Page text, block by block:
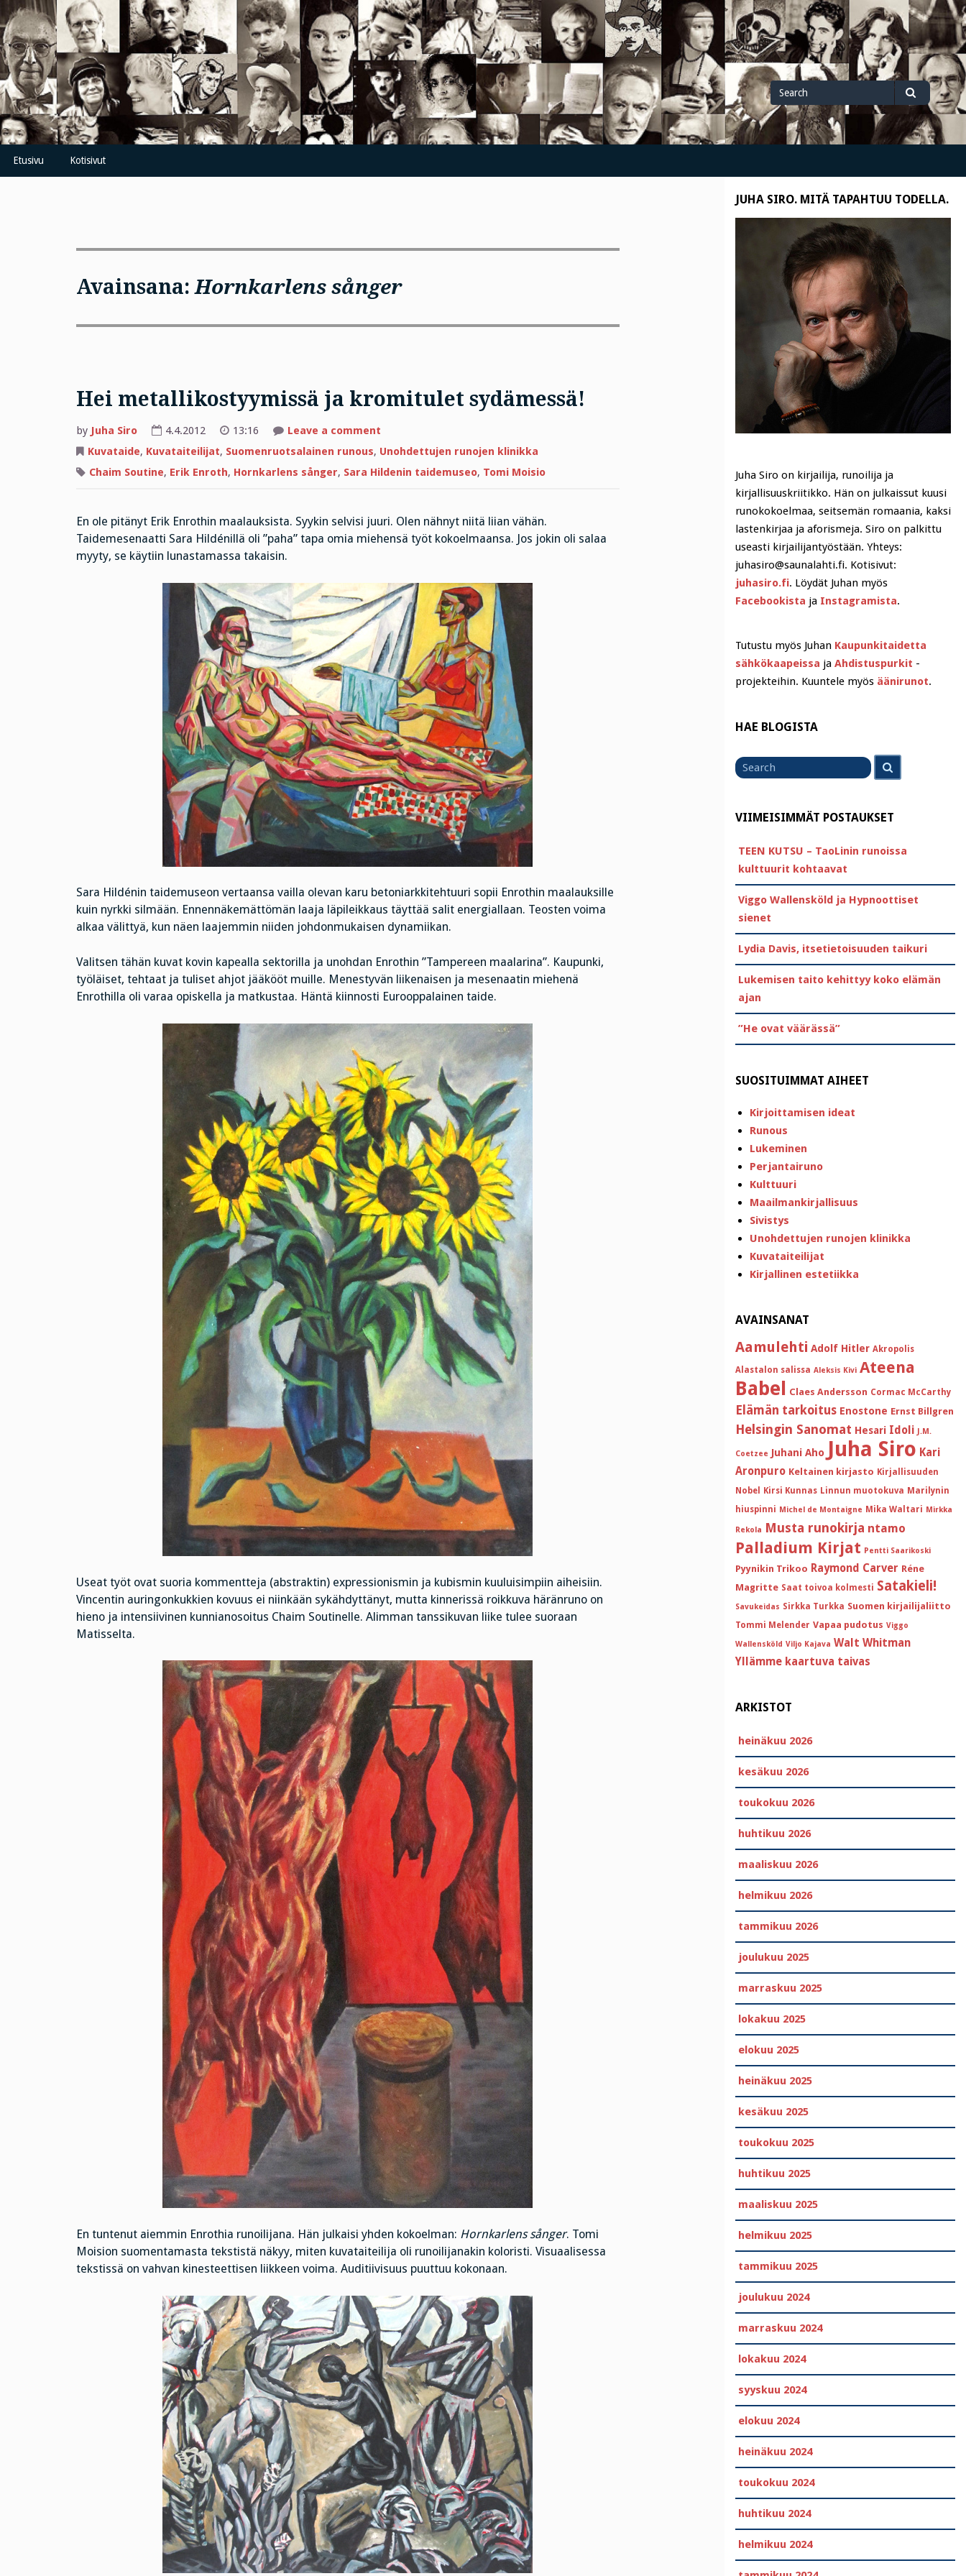
Skip
to
content
Search
for
Search
Etusivu Kotisivut
Avainsana:Hornkarlens sånger
Hei metallikostyymissä ja kromitulet sydämessä!
by Juha Siro 4.4.2012 13:16 Leave a commenton
metallikostyymissä
kromitulet
sydämessä!
Kuvataide, Kuvataiteilijat, Suomenruotsalainen runous, Unohdettujen runojen klinikka
Chaim Soutine, Erik Enroth, Hornkarlens sånger, Sara Hildenin taidemuseo, Tomi Moisio
En ole pitänyt Erik Enrothin maalauksista. Syykin selvisi juuri. Olen nähnyt niitä liian vähän.
Taidemesenaatti Sara Hildénillä oli ”paha” tapa omia miehensä työt kokoelmaansa. Jos jokin oli salaa
myyty, se käytiin lunastamassa takaisin.
Sara Hildénin taidemuseon vertaansa vailla olevan karu betoniarkkitehtuuri sopii Enrothin maalauksille
kuin nyrkki silmään. Ennennäkemättömän laaja läpileikkaus täyttää salit energiallaan. Teosten voima
alkaa välittyä, kun näen laajemmin niiden johdonmukaisen dynamiikan.
Valitsen tähän kuvat kovin kapealla sektorilla ja unohdan Enrothin ”Tampereen maalarina”. Kaupunki,
työläiset, tehtaat ja tuliset ahjot jääkööt muille. Menestyvän liikenaisen ja mesenaatin miehenä
Enrothilla oli varaa opiskella ja matkustaa. Häntä kiinnosti Eurooppalainen taide.
Useat työt ovat suoria kommentteja (abstraktin) expressionismin ja kubismin kuuluisimpiin aiheisiin.
Vincentin auringonkukkien kovuus ei niinkään sykähdyttänyt, mutta kinnerissä roikkuva häränruno on
hieno ja intensiivinen kunnianosoitus Chaim Soutinelle. Alimman tanssikuvan liike tulee suoraan
Matisselta.
En tuntenut aiemmin Enrothia runoilijana. Hän julkaisi yhden kokoelman: Hornkarlens sånger. Tomi
Moision suomentamasta tekstistä näkyy, miten kuvataiteilija oli runoilijanakin koloristi. Visuaalisessa
tekstissä on vahvan kinesteettisen liikkeen voima. Auditiivisuus puuttuu kokonaan.
JUHA SIRO. MITÄ TAPAHTUU TODELLA.
Juha Siro on kirjailija, runoilija ja
kirjallisuuskriitikko. Hän on julkaissut kuusi
runokokoelmaa, seitsemän romaania, kaksi
lastenkirjaa ja aforismeja. Siro on palkittu
useasti kirjailijantyöstään. Yhteys:
juhasiro@saunalahti.fi. Kotisivut:
juhasiro.fi. Löydät Juhan myös
Facebookista ja Instagramista.
Tutustu myös Juhan Kaupunkitaidetta
sähkökaapeissa ja Ahdistuspurkit -
projekteihin. Kuuntele myös äänirunot.
HAE BLOGISTA
for
VIIMEISIMMÄT POSTAUKSET
TEEN KUTSU – TaoLinin runoissa
kulttuurit kohtaavat
Viggo Wallensköld ja Hypnoottiset
sienet
Lydia Davis, itsetietoisuuden taikuri
Lukemisen taito kehittyy koko elämän
ajan
”He ovat väärässä”
SUOSITUIMMAT AIHEET
Kirjoittamisen ideat
Runous
Lukeminen
Perjantairuno
Kulttuuri
Maailmankirjallisuus
Sivistys
Unohdettujen runojen klinikka
Kuvataiteilijat
Kirjallinen estetiikka
AVAINSANAT
Aamulehti Adolf Hitler Akropolis
Alastalon salissa Aleksis Kivi Ateena
Babel Claes Andersson Cormac McCarthy
Elämän tarkoitus Enostone Ernst Billgren
Helsingin Sanomat Hesari Idoli J.M.
Coetzee Juhani Aho Juha Siro Kari
Aronpuro Keltainen kirjasto Kirjallisuuden
Nobel
Kirsi Kunnas Linnun muotokuva Marilynin
hiuspinni Michel de Montaigne Mika Waltari Mirkka
Rekola Musta runokirja ntamo
Palladium Kirjat Pentti Saarikoski
Pyynikin Trikoo Raymond Carver Réne
Magritte Saat toivoa kolmesti Satakieli!
Savukeidas Sirkka Turkka Suomen kirjailijaliitto
Tommi Melender Vapaa pudotus Viggo
Wallensköld Viljo Kajava Walt Whitman
Yllämme kaartuva taivas
ARKISTOT
heinäkuu 2026
kesäkuu 2026
toukokuu 2026
huhtikuu 2026
maaliskuu 2026
helmikuu 2026
tammikuu 2026
joulukuu 2025
marraskuu 2025
lokakuu 2025
elokuu 2025
heinäkuu 2025
kesäkuu 2025
toukokuu 2025
huhtikuu 2025
maaliskuu 2025
helmikuu 2025
tammikuu 2025
joulukuu 2024
marraskuu 2024
lokakuu 2024
syyskuu 2024
elokuu 2024
heinäkuu 2024
toukokuu 2024
huhtikuu 2024
helmikuu 2024